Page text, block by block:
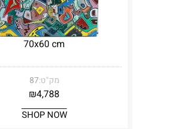
70x60 cm
מק"ט:87
₪4,788
SHOP NOW